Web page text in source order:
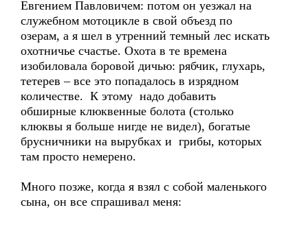
Евгением Павловичем: потом он уезжал на
служебном мотоцикле в свой объезд по
озерам, а я шел в утренний темный лес искать
охотничье счастье. Охота в те времена
изобиловала боровой дичью: рябчик, глухарь,
тетерев – все это попадалось в изрядном
количестве. К этому надо добавить
обширные клюквенные болота (столько
клюквы я больше нигде не видел), богатые
брусничники на вырубках и грибы, которых
там просто немерено.
Много позже, когда я взял с собой маленького
сына, он все спрашивал меня: